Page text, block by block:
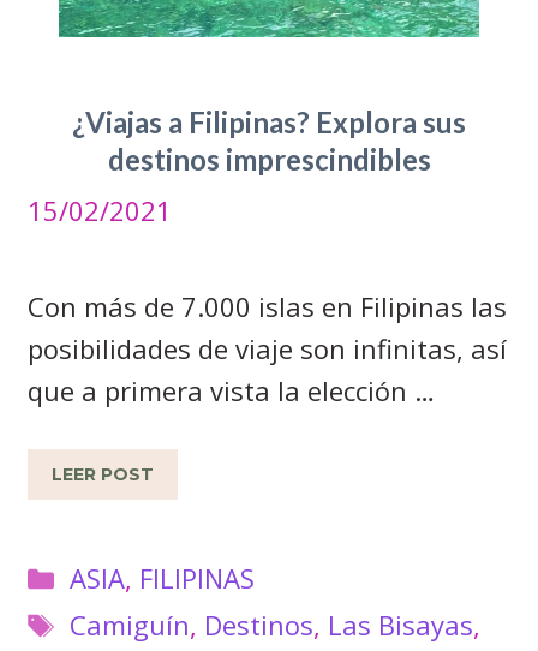
¿Viajas a Filipinas? Explora sus
destinos imprescindibles
15/02/2021
Con más de 7.000 islas en Filipinas las
posibilidades de viaje son infinitas, así
que a primera vista la elección …
LEER POST
Categorías
ASIA, FILIPINAS
Etiquetas
Camiguín, Destinos, Las Bisayas,